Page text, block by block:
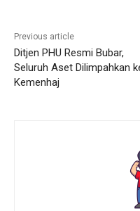
Previous article
Ditjen PHU Resmi Bubar,
Seluruh Aset Dilimpahkan
Kemenhaj